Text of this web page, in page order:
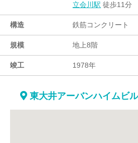
立会川駅 徒歩11分
構造 鉄筋コンクリート
規模 地上8階
竣工 1978年
東大井アーバンハイムビ